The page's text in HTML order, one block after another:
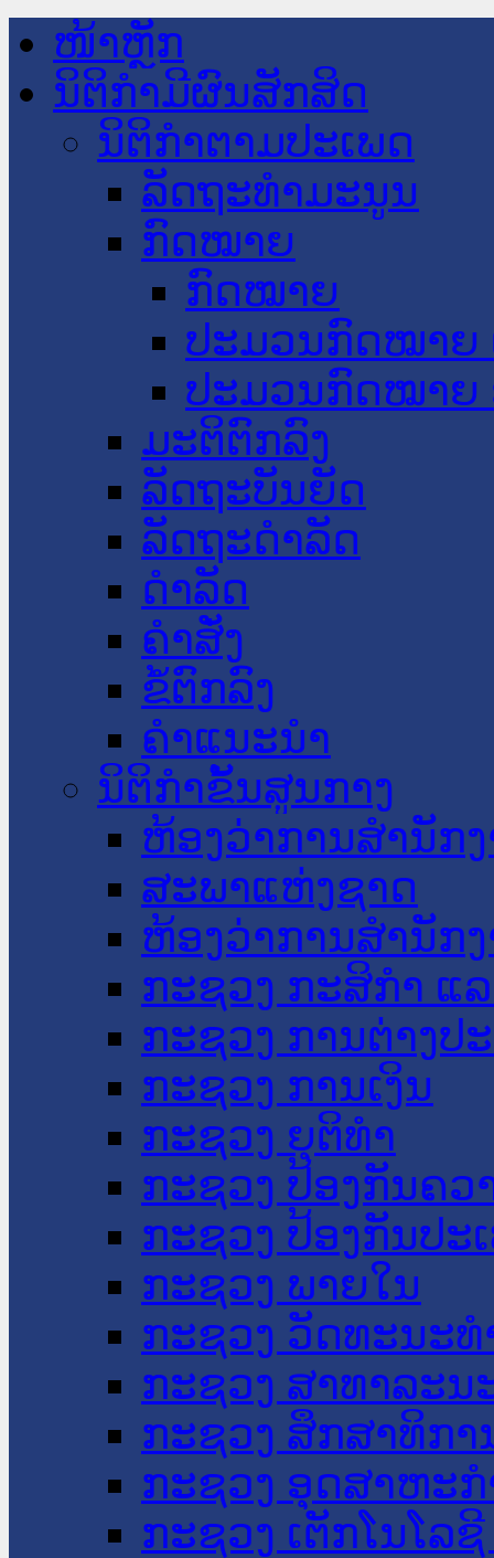
ໜ້າຫຼັກ
ນິຕິກໍາມີຜົນສັກສິດ
ນິຕິກໍາຕາມປະເພດ
ລັດຖະທໍາມະນູນ
ກົດໝາຍ
ກົດໝາຍ
ປະມວນກົດໝາຍ
ປະມວນກົດໝາຍ
ມະຕິຕົກລົງ
ລັດຖະບັນຍັດ
ລັດຖະດໍາລັດ
ດໍາລັດ
ຄໍາສັ່ງ
ຂໍ້ຕົກລົງ
ຄໍາແນະນໍາ
ນິຕິກໍາຂັ້ນສູນກາງ
ຫ້ອງວ່າການສໍານັກ
ສະພາແຫ່ງຊາດ
ຫ້ອງວ່າການສຳນັກ
ກະຊວງ ກະສິກຳ ແ
ກະຊວງ ການຕ່າງປ
ກະຊວງ ການເງິນ
ກະຊວງ ຍຸຕິທໍາ
ກະຊວງ ປ້ອງກັນຄວ
ກະຊວງ ປ້ອງກັນປະ
ກະຊວງ ພາຍໃນ
ກະຊວງ ວັດທະນະ
ກະຊວງ ສາທາລະນ
ກະຊວງ ສຶກສາທິກາ
ກະຊວງ ອຸດສາຫະ
ກະຊວງ ເຕັກໂນໂລ